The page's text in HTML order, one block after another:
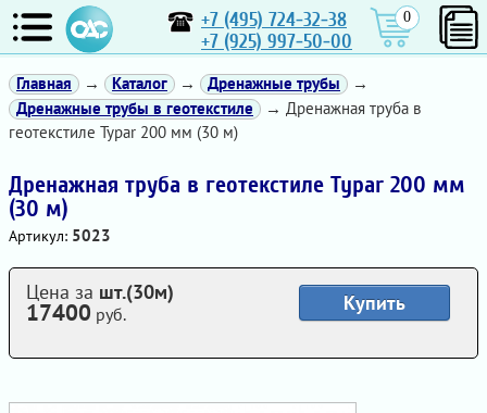
+7 (495) 724-32-38
+7 (925) 997-50-00
0
Главная → Каталог → Дренажные трубы
→
Дренажные трубы в геотекстиле
→ Дренажная труба в
геотекстиле Typar 200 мм (30 м)
Дренажная труба в геотекстиле Typar 200 мм
(30 м)
Артикул: 5023
Купить
Цена за шт.(30м)
17400 руб.